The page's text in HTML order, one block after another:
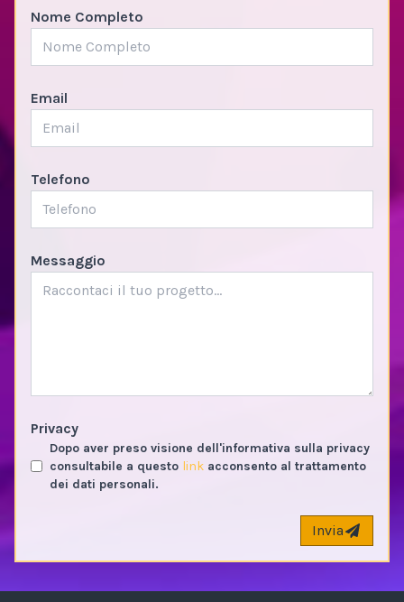
Nome Completo
Email
Telefono
Messaggio
Privacy
Dopo aver preso visione dell'informativa sulla privacy
consultabile a questo link acconsento al trattamento
dei dati personali.
Invia